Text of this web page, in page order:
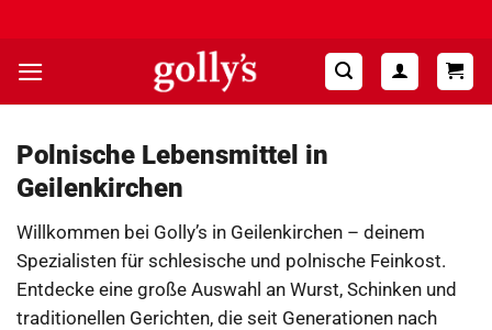
springen
Polnische Lebensmittel in
Geilenkirchen
Willkommen bei Golly’s in Geilenkirchen – deinem
Spezialisten für schlesische und polnische Feinkost.
Entdecke eine große Auswahl an Wurst, Schinken und
traditionellen Gerichten, die seit Generationen nach